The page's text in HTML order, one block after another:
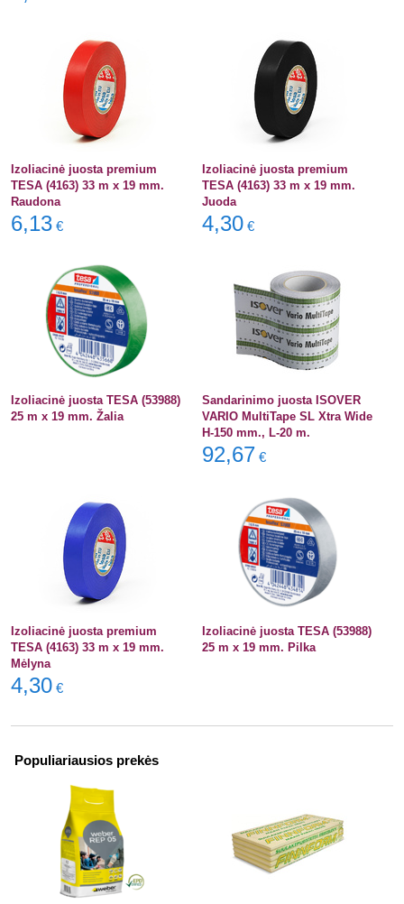
Izoliacinė juosta premium
TESA (4163) 33 m x 19 mm.
Raudona
6,13 €
Izoliacinė juosta premium
TESA (4163) 33 m x 19 mm.
Juoda
4,30 €
Izoliacinė juosta TESA (53988)
25 m x 19 mm. Žalia
Sandarinimo juosta ISOVER
VARIO MultiTape SL Xtra Wide
H-150 mm., L-20 m.
92,67 €
Izoliacinė juosta premium
TESA (4163) 33 m x 19 mm.
Mėlyna
4,30 €
Izoliacinė juosta TESA (53988)
25 m x 19 mm. Pilka
Populiariausios prekės